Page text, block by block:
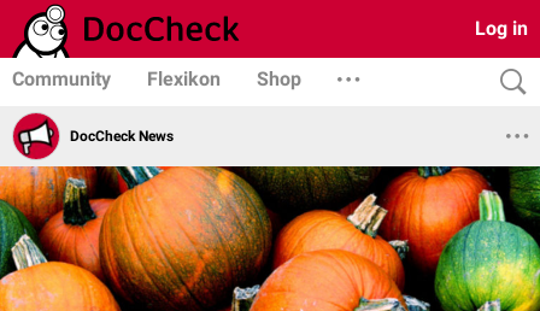
Log in
Community Flexikon Shop
DocCheck News